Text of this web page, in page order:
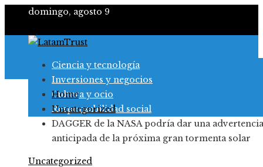
domingo, agosto 9
Ciencia y tecnología
Inversiones y negocios
Cultura y ocio
Responsabilidad social
Home
Uncategorized
DAGGER de la NASA podría dar una advertencia
anticipada de la próxima gran tormenta solar
Uncategorized